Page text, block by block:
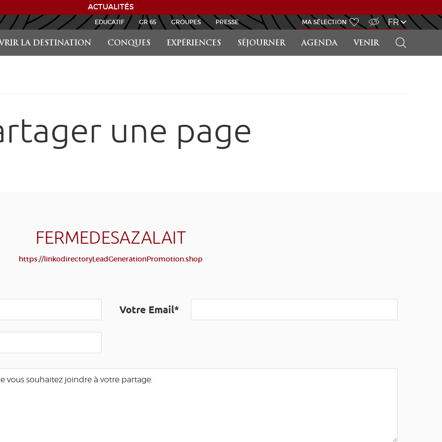
ACTUALITÉS
LA DESTINATION CONQUES EXPÉRIENCES SÉJOURNER AGENDA VENIR
EDUCATIF GR 65 GROUPES PRESSE MA SÉLECTION FR
une page
FERMEDESAZALAIT
https://linkodirectoryLeadGenerationPromotion.shop
Votre Email*